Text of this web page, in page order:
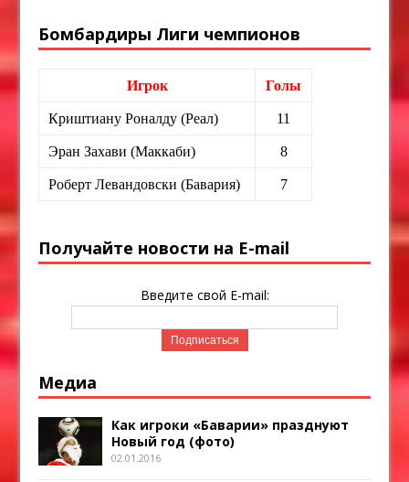
Бомбардиры Лиги чемпионов
Игрок Голы
Криштиану Роналду (Реал) 11
Эран Захави (Маккаби) 8
Роберт Левандовски (Бавария) 7
Получайте новости на E-mail
Введите свой E-mail:
Медиа
Как игроки «Баварии» празднуют
Новый год (фото)
02.01.2016